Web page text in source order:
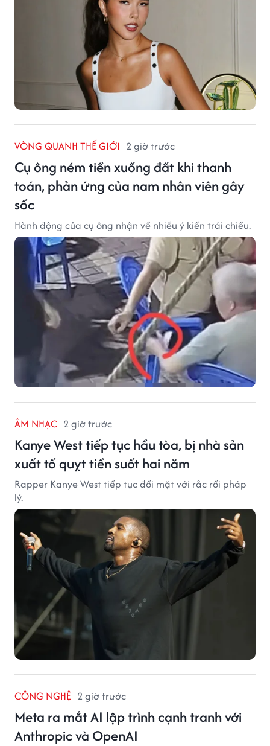
VÒNG QUANH THẾ GIỚI 2 giờ trước
Cụ ông ném tiền xuống đất khi thanh
toán, phản ứng của nam nhân viên gây
sốc
Hành động của cụ ông nhận về nhiều ý kiến trái chiều.
ÂM NHẠC 2 giờ trước
Kanye West tiếp tục hầu tòa, bị nhà sản
xuất tố quỵt tiền suốt hai năm
Rapper Kanye West tiếp tục đối mặt với rắc rối pháp
lý.
CÔNG NGHỆ 2 giờ trước
Meta ra mắt AI lập trình cạnh tranh với
Anthropic và OpenAI